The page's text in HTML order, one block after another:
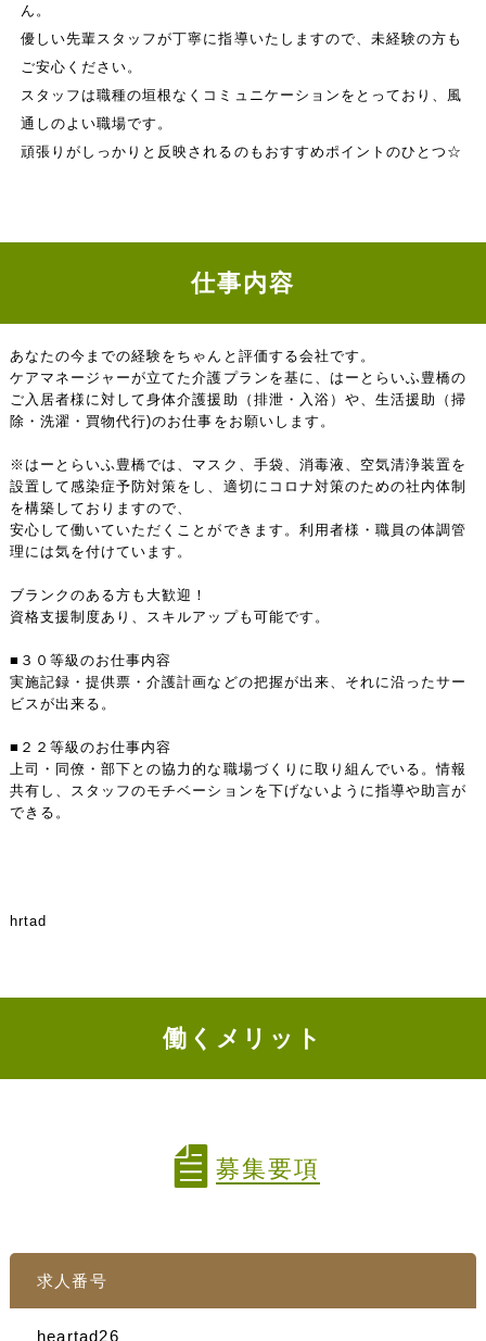
ん。
優しい先輩スタッフが丁寧に指導いたしますので、未経験の方も
ご安心ください。
スタッフは職種の垣根なくコミュニケーションをとっており、風
通しのよい職場です。
頑張りがしっかりと反映されるのもおすすめポイントのひとつ☆
仕事内容
あなたの今までの経験をちゃんと評価する会社です。
ケアマネージャーが立てた介護プランを基に、はーとらいふ豊橋の
ご入居者様に対して身体介護援助（排泄・入浴）や、生活援助（掃
除・洗濯・買物代行)のお仕事をお願いします。
※はーとらいふ豊橋では、マスク、手袋、消毒液、空気清浄装置を
設置して感染症予防対策をし、適切にコロナ対策のための社内体制
を構築しておりますので、
安心して働いていただくことができます。利用者様・職員の体調管
理には気を付けています。
ブランクのある方も大歓迎！
資格支援制度あり、スキルアップも可能です。
■３０等級のお仕事内容
実施記録・提供票・介護計画などの把握が出来、それに沿ったサー
ビスが出来る。
■２２等級のお仕事内容
上司・同僚・部下との協力的な職場づくりに取り組んでいる。情報
共有し、スタッフのモチベーションを下げないように指導や助言が
できる。
hrtad
働くメリット
募集要項
求人番号
heartad26